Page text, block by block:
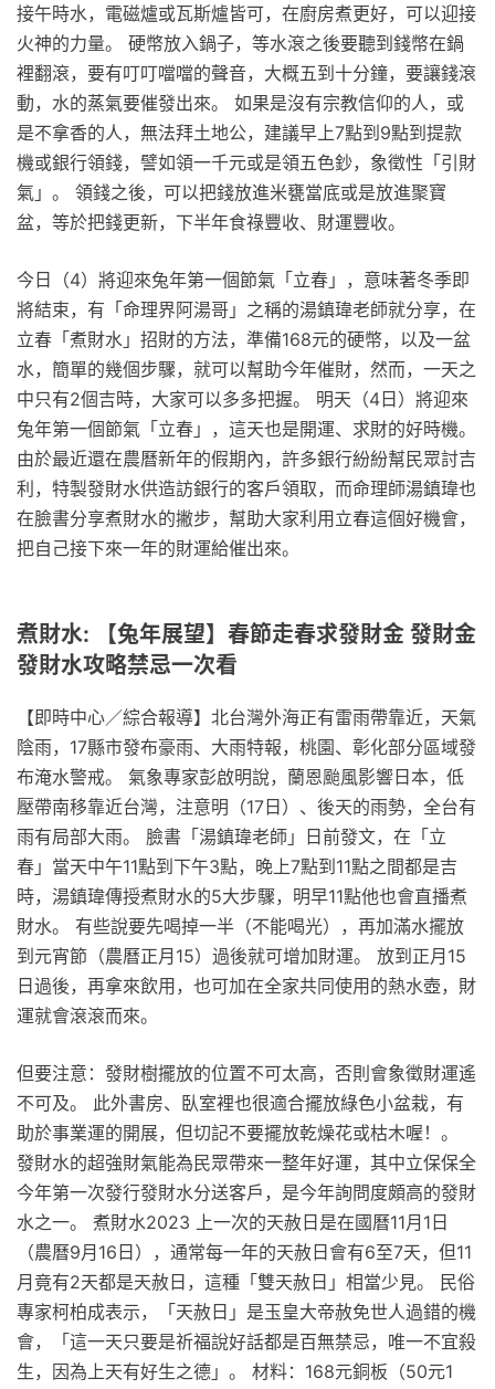
接午時水，電磁爐或瓦斯爐皆可，在廚房煮更好，可以迎接
火神的力量。 硬幣放入鍋子，等水滾之後要聽到錢幣在鍋
裡翻滾，要有叮叮噹噹的聲音，大概五到十分鐘，要讓錢滾
動，水的蒸氣要催發出來。 如果是沒有宗教信仰的人，或
是不拿香的人，無法拜土地公，建議早上7點到9點到提款
機或銀行領錢，譬如領一千元或是領五色鈔，象徵性「引財
氣」。 領錢之後，可以把錢放進米甕當底或是放進聚寶
盆，等於把錢更新，下半年食祿豐收、財運豐收。
今日（4）將迎來兔年第一個節氣「立春」，意味著冬季即
將結束，有「命理界阿湯哥」之稱的湯鎮瑋老師就分享，在
立春「煮財水」招財的方法，準備168元的硬幣，以及一盆
水，簡單的幾個步驟，就可以幫助今年催財，然而，一天之
中只有2個吉時，大家可以多多把握。 明天（4日）將迎來
兔年第一個節氣「立春」，這天也是開運、求財的好時機。
由於最近還在農曆新年的假期內，許多銀行紛紛幫民眾討吉
利，特製發財水供造訪銀行的客戶領取，而命理師湯鎮瑋也
在臉書分享煮財水的撇步，幫助大家利用立春這個好機會，
把自己接下來一年的財運給催出來。
煮財水: 【兔年展望】春節走春求發財金 發財金
發財水攻略禁忌一次看
【即時中心／綜合報導】北台灣外海正有雷雨帶靠近，天氣
陰雨，17縣市發布豪雨、大雨特報，桃園、彰化部分區域發
布淹水警戒。 氣象專家彭啟明說，蘭恩颱風影響日本，低
壓帶南移靠近台灣，注意明（17日）、後天的雨勢，全台有
雨有局部大雨。 臉書「湯鎮瑋老師」日前發文，在「立
春」當天中午11點到下午3點，晚上7點到11點之間都是吉
時，湯鎮瑋傳授煮財水的5大步驟，明早11點他也會直播煮
財水。 有些說要先喝掉一半（不能喝光），再加滿水擺放
到元宵節（農曆正月15）過後就可增加財運。 放到正月15
日過後，再拿來飲用，也可加在全家共同使用的熱水壺，財
運就會滾滾而來。
但要注意：發財樹擺放的位置不可太高，否則會象徵財運遙
不可及。 此外書房、臥室裡也很適合擺放綠色小盆栽，有
助於事業運的開展，但切記不要擺放乾燥花或枯木喔！。
發財水的超強財氣能為民眾帶來一整年好運，其中立保保全
今年第一次發行發財水分送客戶，是今年詢問度頗高的發財
水之一。 煮財水2023 上一次的天赦日是在國曆11月1日
（農曆9月16日），通常每一年的天赦日會有6至7天，但11
月竟有2天都是天赦日，這種「雙天赦日」相當少見。 民俗
專家柯柏成表示，「天赦日」是玉皇大帝赦免世人過錯的機
會，「這一天只要是祈福說好話都是百無禁忌，唯一不宜殺
生，因為上天有好生之德」。 材料：168元銅板（50元1